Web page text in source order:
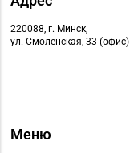
220088, г. Минск,
ул. Смоленская, 33 (офис)
Меню